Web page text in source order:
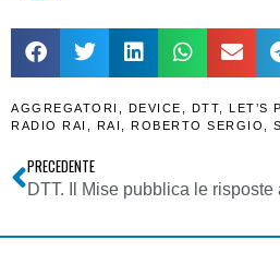
AGGREGATORI DEVICE DTT LET’S
RADIO RAI
RAI ROBERTO SERGIO
PRECEDENTE